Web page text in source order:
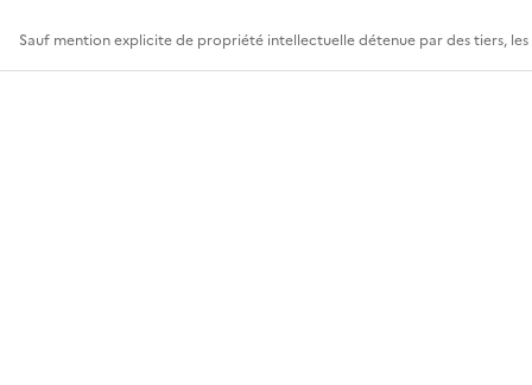
Sauf mention explicite de propriété intellectuelle détenue par des tiers,